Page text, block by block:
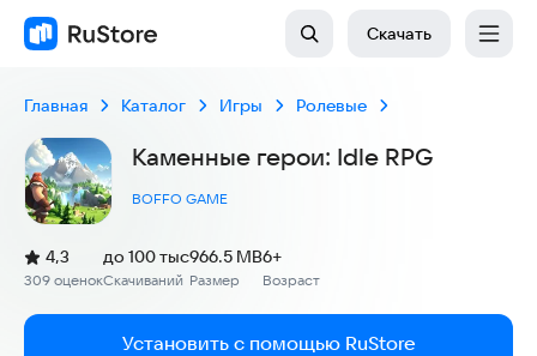
Скачать
Главная Каталог Игры Ролевые
Каменные герои: Idle RPG
BOFFO GAME
Рейтинг:
4,3
(
309 оценок
)
Скачиваний
до 100 тыс
Размер
966.5 MB
Возраст
6+
Установить с помощью RuStore